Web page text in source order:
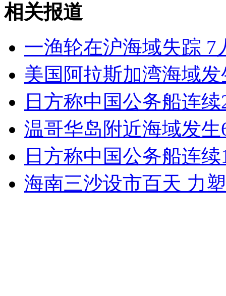
山西运城恶犬咬伤多人 警民合力深夜将其击毙
无痛分娩是否安全 医生回应
外交部：反对强权政治霸凌主义
外交部：有关国家言论片面不公正
相关报道
一渔轮在沪海域失踪 7
美国阿拉斯加湾海域
日方称中国公务船连
温哥华岛附近海域发生
日方称中国公务船连
海南三沙设市百天 力